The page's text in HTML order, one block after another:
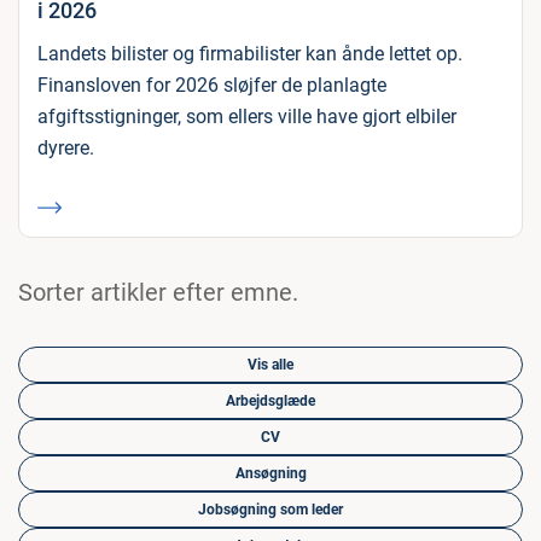
i 2026
Landets bilister og firmabilister kan ånde lettet op.
Finansloven for 2026 sløjfer de planlagte
afgiftsstigninger, som ellers ville have gjort elbiler
dyrere.
Sorter artikler efter emne.
Vis alle
Arbejdsglæde
CV
Ansøgning
Jobsøgning som leder